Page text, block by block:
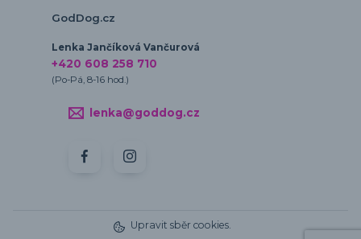
GodDog.cz
Lenka Jančíková Vančurová
+420 608 258 710
(Po-Pá, 8-16 hod.)
lenka@goddog.cz
Upravit sběr cookies.